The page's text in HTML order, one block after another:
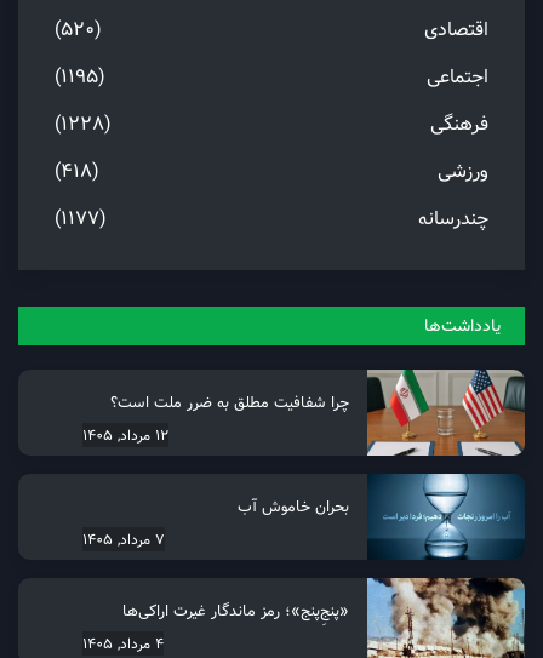
اقتصادی
(520)
اجتماعی
(1195)
فرهنگی
(1228)
ورزشی
(418)
چندرسانه
(1177)
یادداشت‌ها
چرا شفافیت مطلق به ضرر ملت است؟
12 مرداد, 1405
بحران خاموش آب
7 مرداد, 1405
«پنجِ‌پنج»؛ رمز ماندگار غیرت اراکی‌ها
4 مرداد, 1405